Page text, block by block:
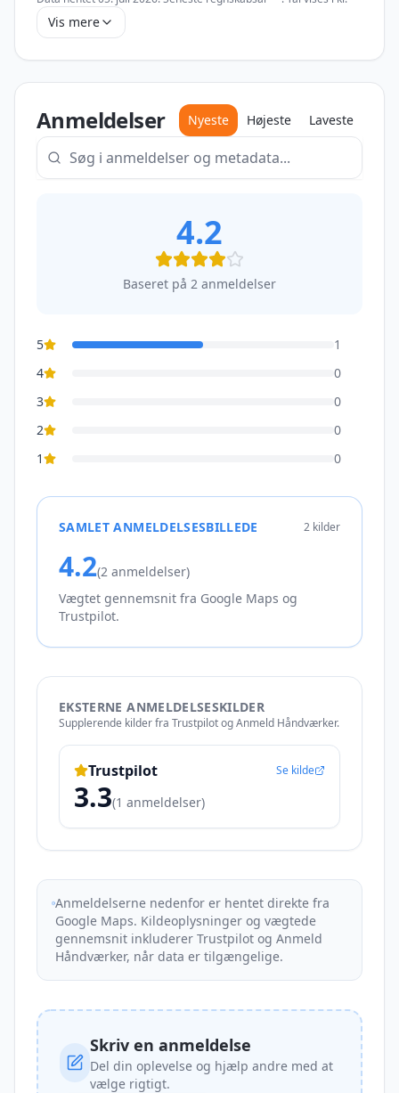
Vis mere
Anmeldelser Nyeste Højeste Laveste
4.2
Baseret på 2 anmeldelser
5
1
4
0
3
0
2
0
1
0
SAMLET ANMELDELSESBILLEDE 2 kilder
4.2(2 anmeldelser)
Vægtet gennemsnit fra Google Maps og
Trustpilot.
EKSTERNE ANMELDELSESKILDER
Supplerende kilder fra Trustpilot og Anmeld Håndværker.
Trustpilot Se kilde
3.3(1 anmeldelser)
Anmeldelserne nedenfor er hentet direkte fra
Google Maps. Kildeoplysninger og vægtede
gennemsnit inkluderer Trustpilot og Anmeld
Håndværker, når data er tilgængelige.
Skriv en anmeldelse
Del din oplevelse og hjælp andre med at
vælge rigtigt.